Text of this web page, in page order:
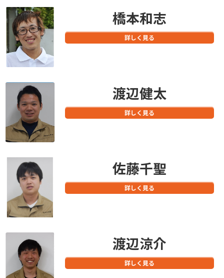
橋本和志
詳しく見る
渡辺健太
詳しく見る
佐藤千聖
詳しく見る
渡辺涼介
詳しく見る